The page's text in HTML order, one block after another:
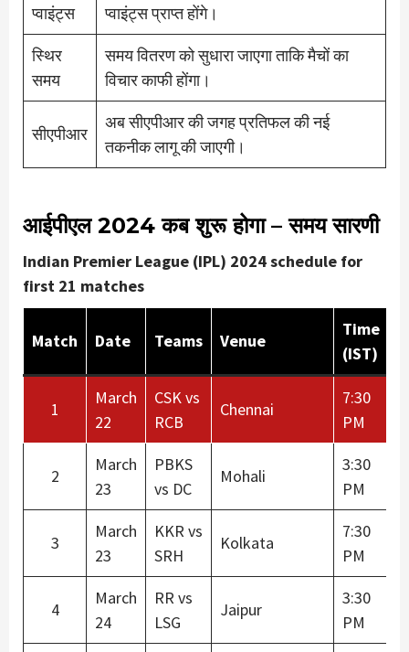
प्वाइंट्स
प्वाइंट्स प्राप्त होंगे।
स्थिर
समय
समय वितरण को सुधारा जाएगा ताकि मैचों का
विचार काफी होंगा।
सीएपीआर
अब सीएपीआर की जगह प्रतिफल की नई
तकनीक लागू की जाएगी।
आईपीएल 2024 कब शुरू होगा – समय सारणी
Indian Premier League (IPL) 2024 schedule for
first 21 matches
Match Date Teams Venue
Time
(IST)
1
March
22
CSK vs
RCB
Chennai
7:30
PM
2
March
23
PBKS
vs DC
Mohali
3:30
PM
3
March
23
KKR vs
SRH
Kolkata
7:30
PM
4
March
24
RR vs
LSG
Jaipur
3:30
PM